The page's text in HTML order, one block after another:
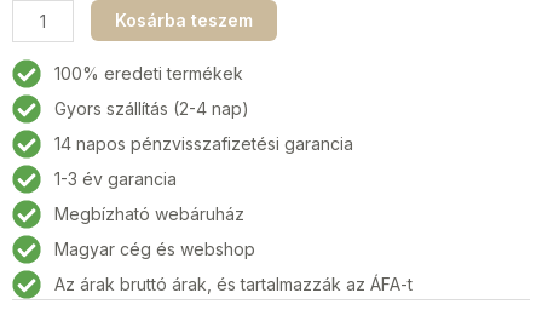
Hanowa
16-
6072.09.001
Franca
Női
karóra
34mm
3ATM
mennyiség
Kosárba teszem
100% eredeti termékek
Gyors szállítás (2-4 nap)
14 napos pénzvisszafizetési garancia
1-3 év garancia
Megbízható webáruház
Magyar cég és webshop
Az árak bruttó árak, és tartalmazzák az ÁFA-t